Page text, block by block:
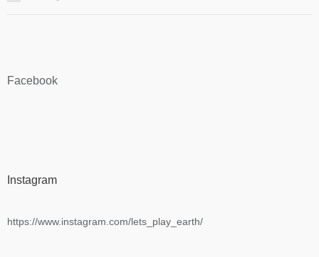
Facebook
Instagram
https://www.instagram.com/lets_play_earth/